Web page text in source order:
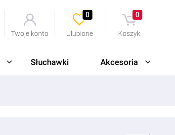
Twoje konto Ulubione
0
Koszyk
0
Słuchawki Akcesoria